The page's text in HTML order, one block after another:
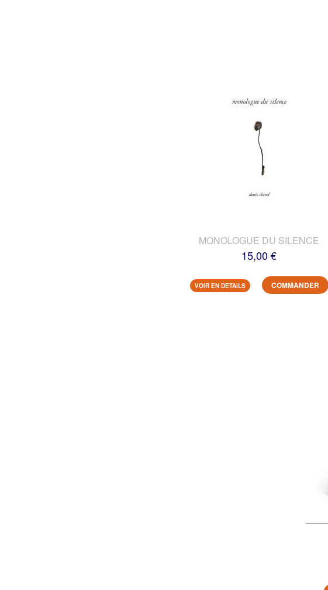
MONOLOGUE DU SILENCE
15,00 €
VOIR EN DETAILS COMMANDER